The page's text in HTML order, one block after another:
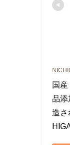
国
品添
造さ